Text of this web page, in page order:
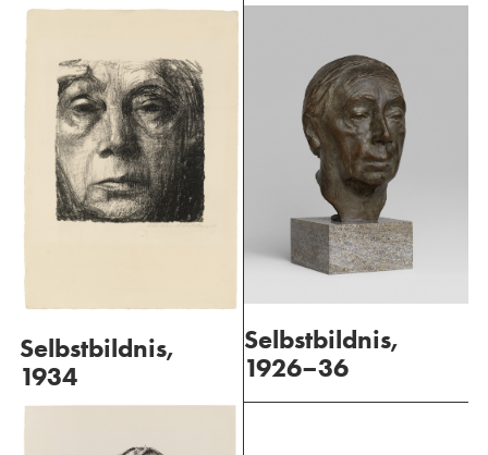
Selbstbildnis,
1934
Selbstbildnis,
1926–36